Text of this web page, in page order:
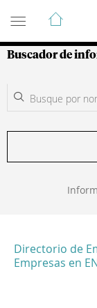
Guía de
Buscador de
Directorio de
Empresas en